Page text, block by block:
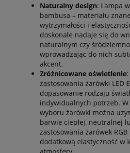
Naturalny design: Lampa
bambusa – materiału
wytrzymałości i
doskonale nadaje się do
naturalnym czy
wprowadzając do nich
akcent.
Zróżnicowane oświetlenie
zastosowania żarówki LED
dopasowanie rodzaju
indywidualnych potrzeb. W
wyboru żarówki można
barwie ciepłej, neutralnej
zastosowania żarówek
dodatkową elastyczność w
atmosfery.